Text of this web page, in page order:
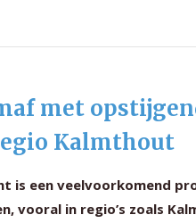
met
Kalmthout
is een veelvoorkomend
vooral in regio’s zoals